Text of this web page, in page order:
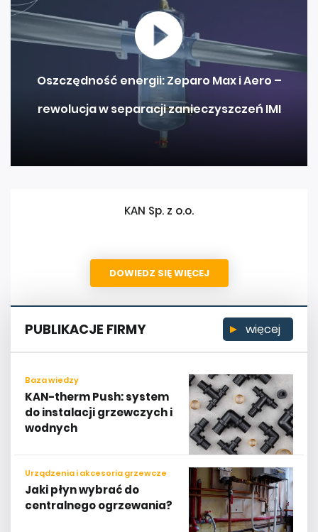
Oszczędność energii: Zeparo Max i Aero –
rewolucja w separacji zanieczyszczeń IMI
PUBLIKACJE FIRMY więcej
Baza wiedzy
do instalacji grzewczych i
wodnych
centralnego ogrzewania?